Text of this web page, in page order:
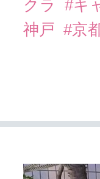
クラ
#キ
神戸 #京